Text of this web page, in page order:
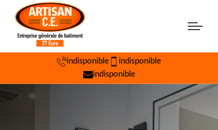
indisponible
indisponible
indisponible